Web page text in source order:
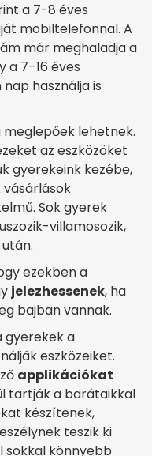
a 7-8 éves
mobiltelefonnal. A
már meghaladja a
a 7–16 éves
használja is
meglepőek lehetnek.
az eszközöket
gyerekeink kezébe,
vásárlások
Sok gyerek
villamosozik,
ezekben a
jelezhessenek, ha
bajban vannak.
gyerekek a
eszközeiket.
applikációkat
tartják a barátaikkal
készítenek,
teszik ki
sokkal könnyebb